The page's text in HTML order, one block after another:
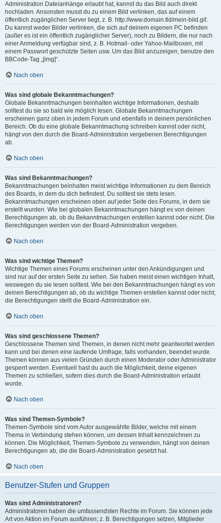
Administration Dateianhänge erlaubt hat, kannst du das Bild auch direkt
hochladen. Ansonsten musst du zu einem Bild verlinken, das auf einem
öffentlich zugänglichen Server liegt, z. B. http://www.domain.tld/mein-bild.gif.
Du kannst weder Bilder verlinken, die sich auf deinem eigenen PC befinden
(außer es ist ein öffentlich zugänglicher Server), noch zu Bildern, die nur nach
einer Anmeldung verfügbar sind, z. B. Hotmail- oder Yahoo-Mailboxen, mit
einem Passwort geschützte Seiten usw. Um das Bild anzuzeigen, benutze den
BBCode-Tag „[img]“.
Nach oben
Was sind globale Bekanntmachungen?
Globale Bekanntmachungen beinhalten wichtige Informationen, deshalb
solltest du sie so bald wie möglich lesen. Globale Bekanntmachungen
erscheinen ganz oben in jedem Forum und ebenfalls in deinem persönlichen
Bereich. Ob du eine globale Bekanntmachung schreiben kannst oder nicht,
hängt von den durch die Board-Administration vergebenen Berechtigungen
ab.
Nach oben
Was sind Bekanntmachungen?
Bekanntmachungen beinhalten meist wichtige Informationen zu dem Bereich
des Boards, in dem du dich befindest. Du solltest sie stets lesen.
Bekanntmachungen erscheinen oben auf jeder Seite des Forums, in dem sie
erstellt wurden. Wie bei globalen Bekanntmachungen hängt es von deinen
Berechtigungen ab, ob du Bekanntmachungen erstellen kannst oder nicht. Die
Berechtigungen werden von der Board-Administration vergeben.
Nach oben
Was sind wichtige Themen?
Wichtige Themen eines Forums erscheinen unter den Ankündigungen und
sind nur auf der ersten Seite zu sehen. Sie haben meist einen wichtigen Inhalt,
weswegen du sie lesen solltest. Wie bei den Bekanntmachungen hängt es von
deinen Berechtigungen ab, ob du wichtige Themen erstellen kannst oder nicht;
die Berechtigungen stellt die Board-Administration ein.
Nach oben
Was sind geschlossene Themen?
Geschlossene Themen sind Themen, in denen nicht mehr geantwortet werden
kann und bei denen eine laufende Umfrage, falls vorhanden, beendet wurde.
Themen können aus vielen Gründen durch einen Moderator oder Administrator
gesperrt werden. Eventuell hast du auch die Möglichkeit, deine eigenen
Themen zu schließen, sofern dies durch die Board-Administration erlaubt
wurde.
Nach oben
Was sind Themen-Symbole?
Themen-Symbole sind vom Autor ausgewählte Bilder, welche mit einem
Thema in Verbindung stehen können, um dessen Inhalt kennzeichnen zu
können. Die Möglichkeit, Themen-Symbole zu verwenden, hängt von deinen
Berechtigungen ab, die die Board-Administration gesetzt hat.
Nach oben
Benutzer-Stufen und Gruppen
Was sind Administratoren?
Administratoren haben die umfassendsten Rechte im Forum. Sie können jede
Art von Aktion im Forum ausführen; z. B. Berechtigungen setzen, Mitglieder